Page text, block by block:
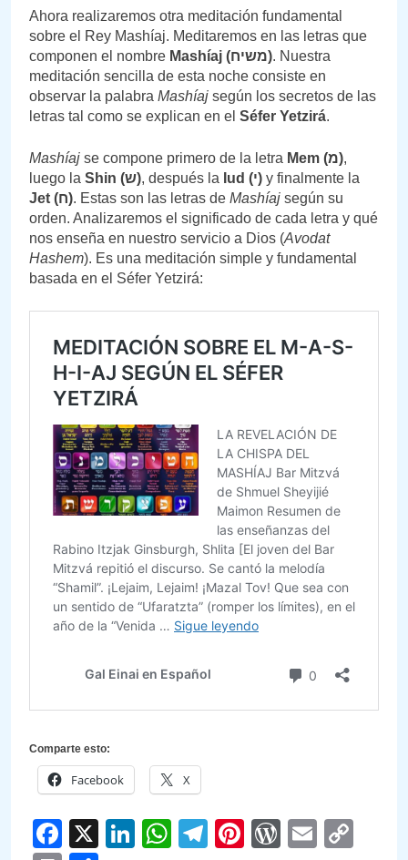
Ahora realizaremos otra meditación fundamental
sobre el Rey Mashíaj. Meditaremos en las letras que
componen el nombre Mashíaj ( משיח). Nuestra
meditación sencilla de esta noche consiste en
observar la palabra Mashíaj según los secretos de las
letras tal como se explican en el Séfer Yetzirá.
Mashíaj se compone primero de la letra Mem ( מ),
luego la Shin ( ש), después la Iud ( י) y finalmente la
Jet (
ח). Estas son las letras de Mashíaj según su
orden. Analizaremos el significado de cada letra y qué
nos enseña en nuestro servicio a Dios (Avodat
Hashem). Es una meditación simple y fundamental
basada en el Séfer Yetzirá:
Comparte esto:
Facebook X
Facebook
X LinkedIn
WhatsApp
Telegram
PinterestEmail